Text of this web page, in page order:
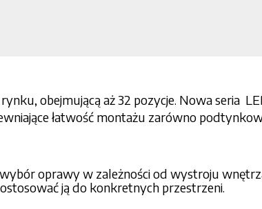
obejmującą aż 32 pozycje. Nowa seria
łatwość montażu zarówno
oprawy w zależności od wystroju
ją do konkretnych przestrzeni.